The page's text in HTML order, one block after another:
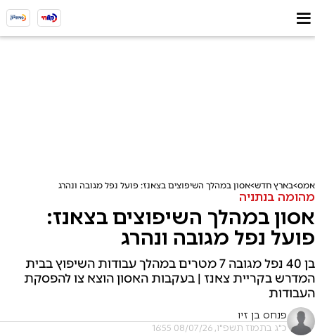
אמס בארץ חדש אסון במהלך השיפוצים בצאנז: פועל נפל מגובה ונהרג
מהומה בנתניה
אסון במהלך השיפוצים בצאנז:
פועל נפל מגובה ונהרג
בן 40 נפל מגובה 7 מטרים במהלך עבודות השיפוץ בבית
המדרש בקריית צאנז | בעקבות האסון הוצא צו להפסקת
העבודות
פנחס בן זיו
כ"ג בתמוז תשפ"ו, 08/07/26 16:55